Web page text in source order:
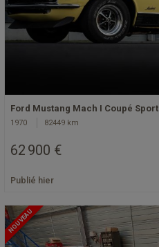
Ford Mustang Mach I Coupé Sport
1970 82449 km
62 900 €
Publié hier
NOUVEAU